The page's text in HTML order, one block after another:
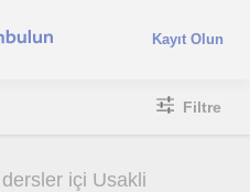
Kayıt Olun
Filtre
içi Usakli